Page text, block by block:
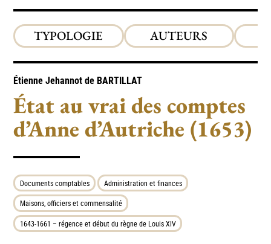
TYPOLOGIE AUTEURS
Étienne Jehannot de BARTILLAT
État au vrai des comptes
d’Anne d’Autriche (1653)
Documents comptables Administration et finances
Maisons, officiers et commensalité
1643-1661 – régence et début du règne de Louis XIV